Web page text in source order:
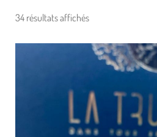
34 résultats affichés